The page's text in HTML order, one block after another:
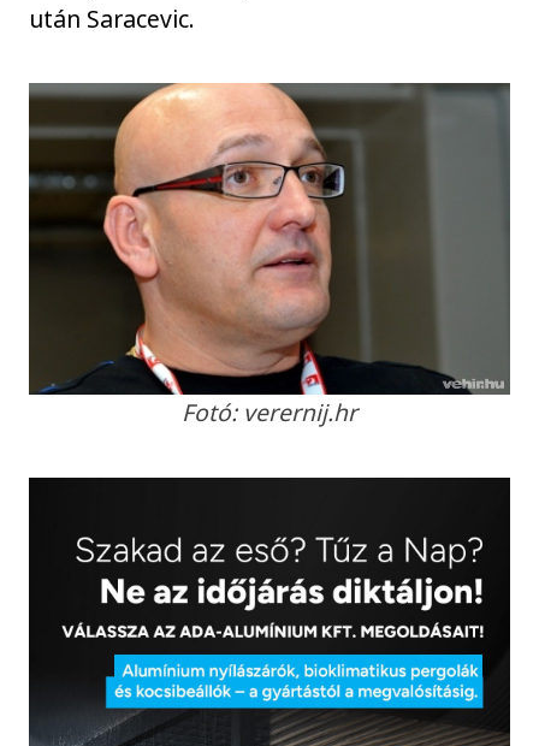
után Saracevic.
Fotó: verernij.hr